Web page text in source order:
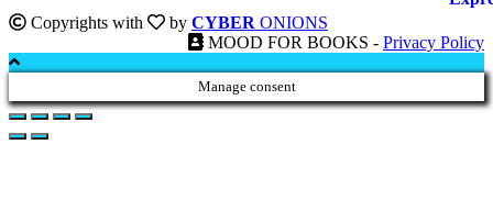
originale
€18,00.
attuale
€9,00.
Copyrights with by CYBER ONIONS
MOOD FOR BOOKS - Privacy Policy
Manage consent